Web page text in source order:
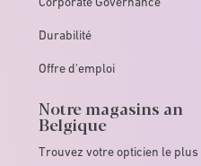
Durabilité
Offre d'emploi
Notre magasins an
Belgique
Trouvez votre opticien le plus